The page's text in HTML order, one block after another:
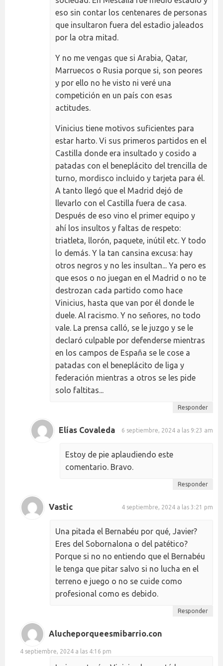
eso sin contar los centenares de personas
que insultaron fuera del estadio jaleados
por la otra mitad.
Y no me vengas que si Arabia, Qatar,
Marruecos o Rusia porque si, son peores
y por ello no he visto ni veré una
competición en un país con esas
actitudes.
Vinicius tiene motivos suficientes para
estar harto. Vi sus primeros partidos en el
Castilla donde era insultado y cosido a
patadas con el beneplácito del trencilla de
turno, mordisco incluido y tarjeta para él.
A tanto llegó que el Madrid dejó de
llevarlo con el Castilla fuera de casa.
Después de eso vino el primer equipo y
ahí los insultos y faltas de respeto:
triatleta, llorón, paquete, inútil etc. Y todo
lo demás. Y la tan cansina excusa: hay
otros negros y no les insultan... Ya pero es
que esos o no juegan en el Madrid o no te
destrozan cada partido como hace
Vinicius, hasta que van por él donde le
duele. Al racismo. Y no señores, no todo
vale. La prensa calló, se le juzgo y se le
declaró culpable por defenderse mientras
en los campos de España se le cose a
patadas con el beneplácito de liga y
federación mientras a otros se les pide
solo faltitas...
Responder
Elías Covaleda 6 septiembre, 2024 a las 9:23 am
Estoy de pie aplaudiendo este
comentario. Bravo.
Responder
Vastic 4 septiembre, 2024 a las 3:21 pm
Una pitada el Bernabéu por qué, Javier?
Eres del Sobornalona o del patético?
Porque si no no entiendo que el Bernabéu
le tenga que pitar salvo si no lucha en el
terreno e juego o no se cuide como
profesional como es debido.
Responder
Alucheporqueesmibarrio.con
4 septiembre, 2024 a las 4:16 pm